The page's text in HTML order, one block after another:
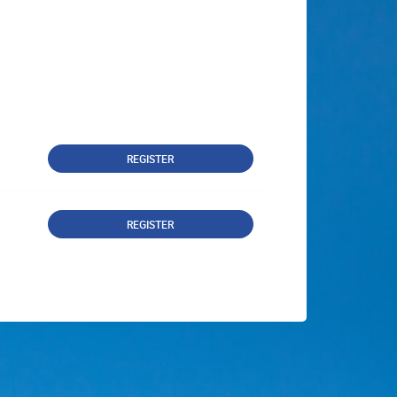
REGISTER
REGISTER